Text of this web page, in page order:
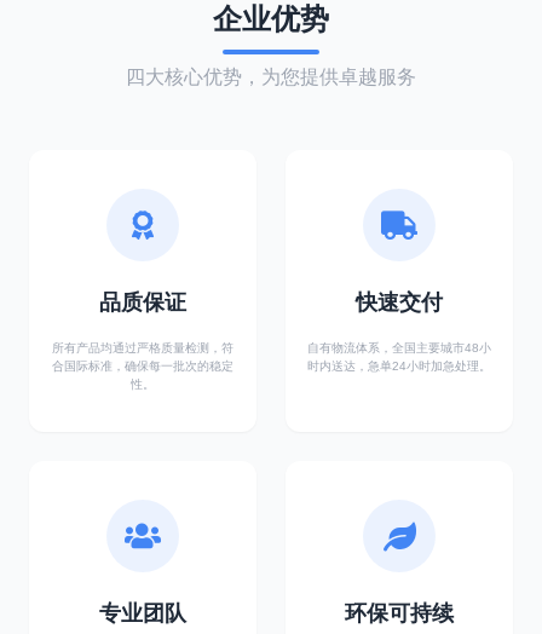
企业优势
四大核心优势，为您提供卓越服务
品质保证
所有产品均通过严格质量检测，符
合国际标准，确保每一批次的稳定
性。
快速交付
自有物流体系，全国主要城市48小
时内送达，急单24小时加急处理。
专业团队 环保可持续